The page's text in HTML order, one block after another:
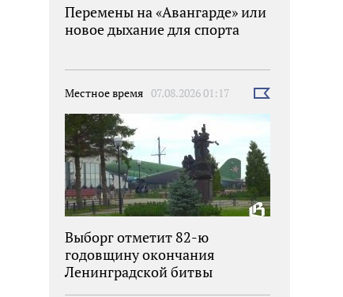
Перемены на «Авангарде» или
новое дыхание для спорта
Местное время 07.08.2026 01:17
Выбрать
Выборг отметит 82-ю
годовщину окончания
Ленинградской битвы